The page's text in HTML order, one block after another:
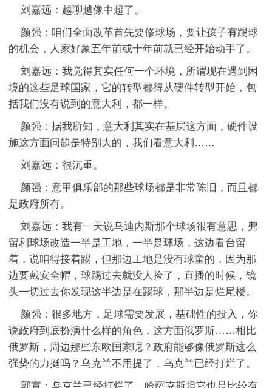
刘嘉远：越聊越像中超了。
颜强：咱们全面改革首先要修球场，要让孩子有踢球
的机会，人家好象五年前或十年前就已经开始动手了。
刘嘉远：我觉得其实任何一个环境，所谓现在遇到困
境的这些足球国家，它的转型都得从硬件转型开始，包
括我们没有说到的意大利，都一样。
颜强：据我所知，意大利其实在基层这方面，硬件设
施这方面问题是特别大的，我们看意大利……
刘嘉远：很沉重。
颜强：意甲俱乐部的那些球场都是非常陈旧，而且都
是政府所有。
刘嘉远：我有一天说乌迪内斯那个球场很有意思，弗
留利球场改造一半是工地，一半是球场，这边看台留
着，说咱得接着踢，但那边工地是没有球童的，因为那
边要戴安全帽，球踢过去就没人捡了，直播的时候，镜
头一切过去你发现这半边是在踢球，那半边是烂尾楼。
颜强：很多地方，足球需要发展，基础性的投入，你
说政府到底扮演什么样的角色，这方面俄罗斯……相比
俄罗斯，周边那些东欧国家呢？政府能够像俄罗斯这么
强势的力挺吗？乌克兰不用提了，乌克兰已经打烂了。